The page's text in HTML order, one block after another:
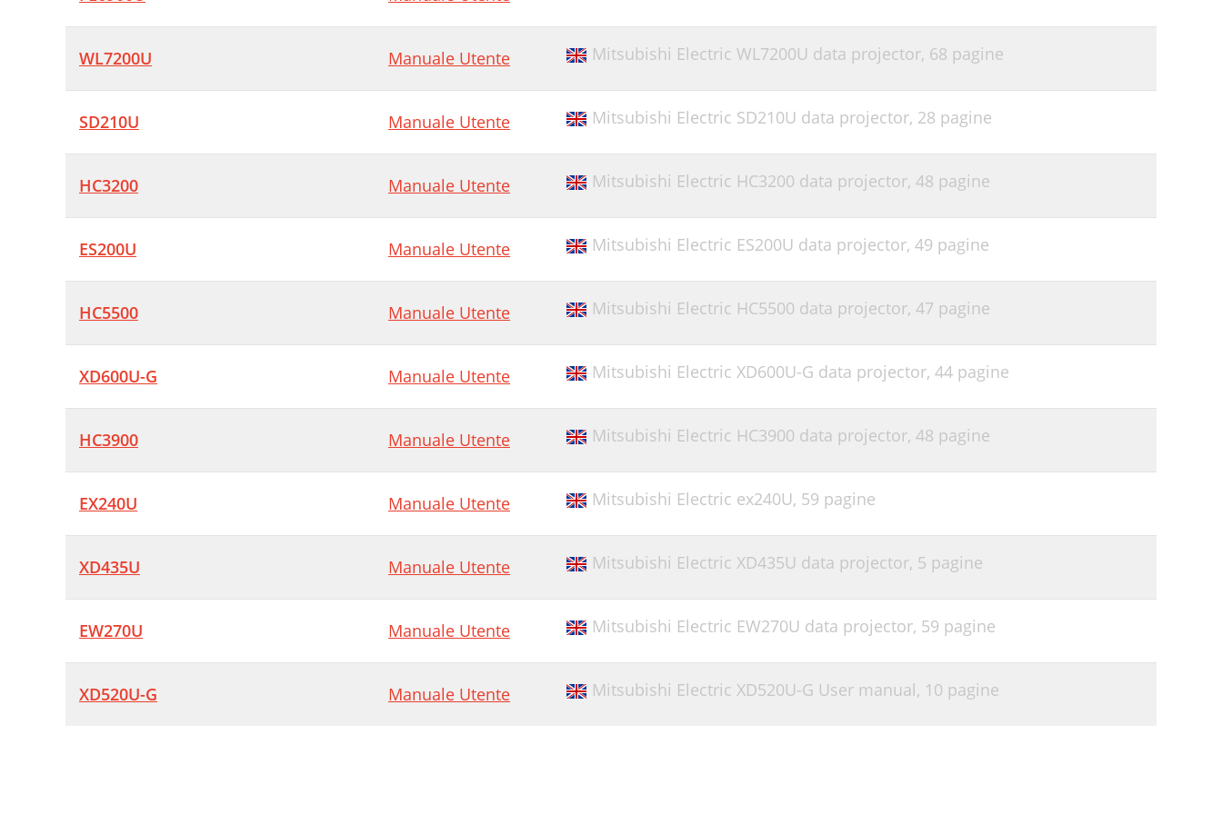
WL7200U Manuale Utente Mitsubishi Electric WL7200U data projector, 68 pagine
SD210U Manuale Utente Mitsubishi Electric SD210U data projector, 28 pagine
HC3200 Manuale Utente Mitsubishi Electric HC3200 data projector, 48 pagine
ES200U Manuale Utente Mitsubishi Electric ES200U data projector, 49 pagine
HC5500 Manuale Utente Mitsubishi Electric HC5500 data projector, 47 pagine
XD600U-G Manuale Utente Mitsubishi Electric XD600U-G data projector, 44 pagine
HC3900 Manuale Utente Mitsubishi Electric HC3900 data projector, 48 pagine
EX240U Manuale Utente Mitsubishi Electric ex240U, 59 pagine
XD435U Manuale Utente Mitsubishi Electric XD435U data projector, 5 pagine
EW270U Manuale Utente Mitsubishi Electric EW270U data projector, 59 pagine
XD520U-G Manuale Utente Mitsubishi Electric XD520U-G User manual, 10 pagine